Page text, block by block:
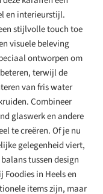
en interieurstijl.
stijlvolle touch toe
visuele beleving
ontworpen om
terwijl de
van fris water
Combineer
glaswerk en andere
te creëren. Of je nu
gelegenheid viert,
tussen design
in Heels en
items zijn, maar